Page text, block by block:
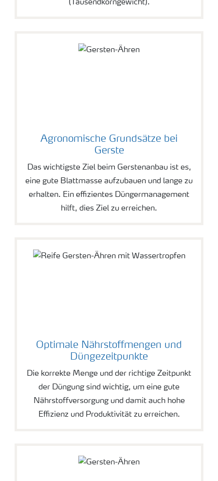
(Tausendkorngewicht).
Agronomische Grundsätze bei
Gerste
Das wichtigste Ziel beim Gerstenanbau ist es,
eine gute Blattmasse aufzubauen und lange zu
erhalten. Ein effizientes Düngermanagement
hilft, dies Ziel zu erreichen.
Optimale Nährstoffmengen und
Düngezeitpunkte
Die korrekte Menge und der richtige Zeitpunkt
der Düngung sind wichtig, um eine gute
Nährstoffversorgung und damit auch hohe
Effizienz und Produktivität zu erreichen.